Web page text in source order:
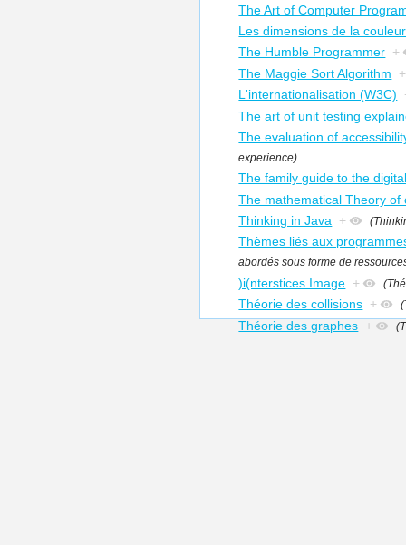
The Art of Computer
Les dimensions de la
The Humble Programmer +
The Maggie Sort Algorithm
+
L'internationalisation (W3C)
The art of unit testing
The evaluation of
experience)
The family guide to the
The mathematical Theory of
Thinking in Java
+
Thèmes liés aux
abordés sous forme de
)i(nterstices Image +
Théorie des collisions +
Théorie des graphes +